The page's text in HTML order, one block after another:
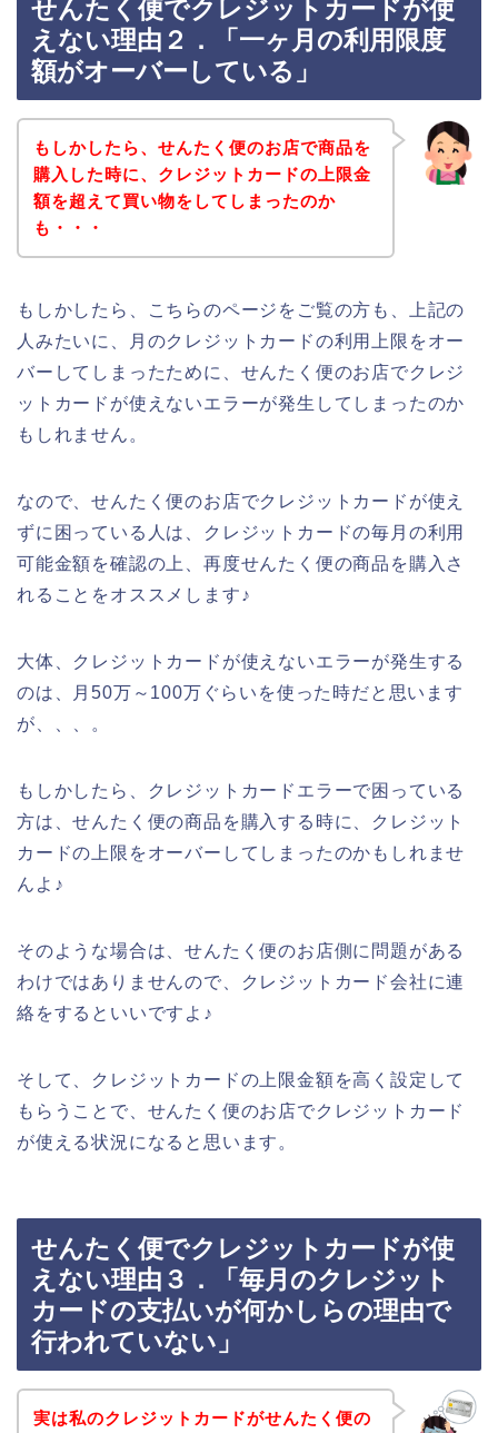
せんたく便でクレジットカードが使
えない理由２．「一ヶ月の利用限度
額がオーバーしている」
もしかしたら、せんたく便のお店で商品を
購入した時に、クレジットカードの上限金
額を超えて買い物をしてしまったのか
も・・・
もしかしたら、こちらのページをご覧の方も、上記の
人みたいに、月のクレジットカードの利用上限をオー
バーしてしまったために、せんたく便のお店でクレジ
ットカードが使えないエラーが発生してしまったのか
もしれません。
なので、せんたく便のお店でクレジットカードが使え
ずに困っている人は、クレジットカードの毎月の利用
可能金額を確認の上、再度せんたく便の商品を購入さ
れることをオススメします♪
大体、クレジットカードが使えないエラーが発生する
のは、月50万～100万ぐらいを使った時だと思います
が、、、。
もしかしたら、クレジットカードエラーで困っている
方は、せんたく便の商品を購入する時に、クレジット
カードの上限をオーバーしてしまったのかもしれませ
んよ♪
そのような場合は、せんたく便のお店側に問題がある
わけではありませんので、クレジットカード会社に連
絡をするといいですよ♪
そして、クレジットカードの上限金額を高く設定して
もらうことで、せんたく便のお店でクレジットカード
が使える状況になると思います。
せんたく便でクレジットカードが使
えない理由３．「毎月のクレジット
カードの支払いが何かしらの理由で
行われていない」
実は私のクレジットカードがせんたく便の